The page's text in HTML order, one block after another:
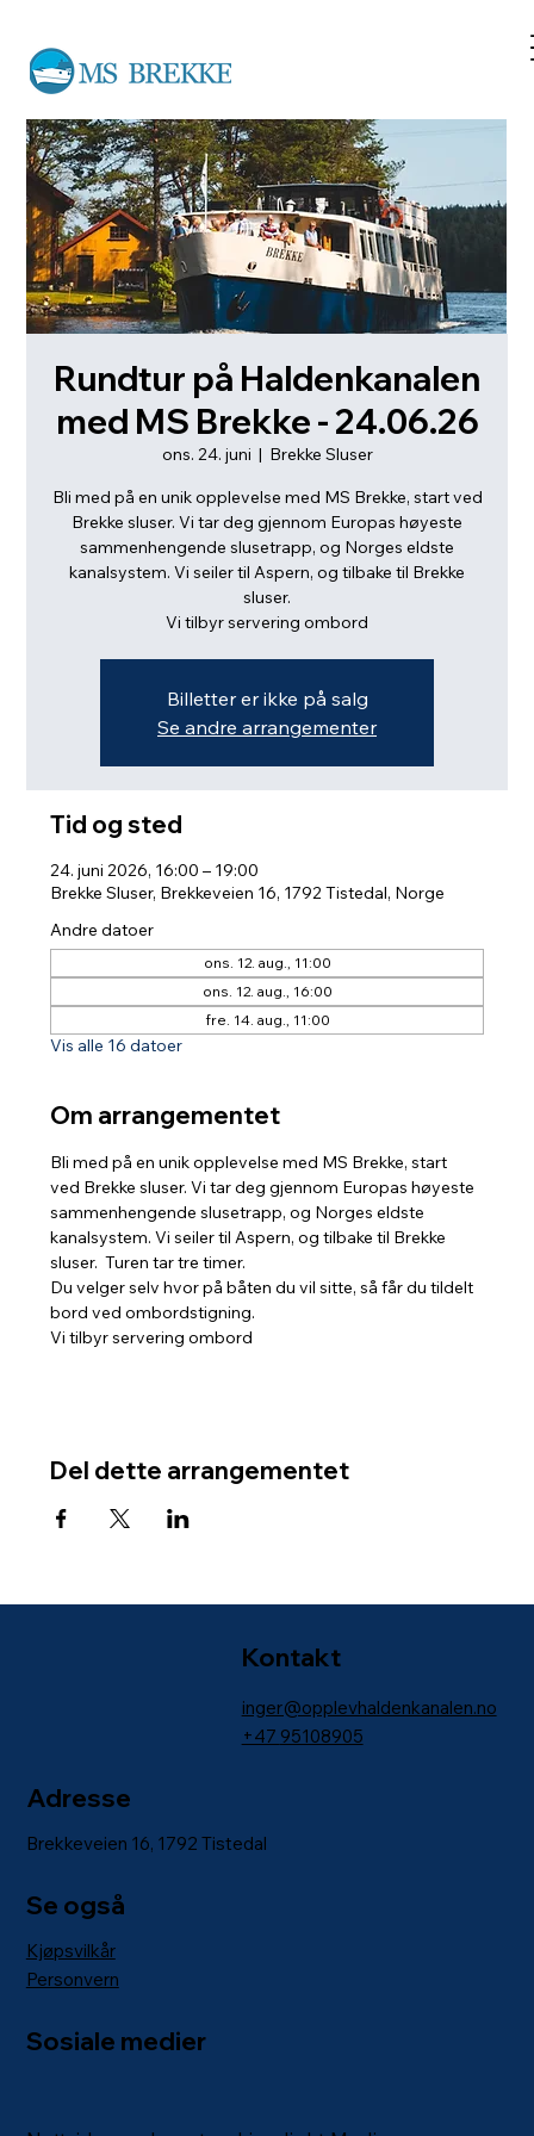
Rundtur på Haldenkanalen
med MS Brekke - 24.06.26
ons. 24. juni
  |
Brekke Sluser
Bli med på en unik opplevelse med MS Brekke, start ved
Brekke sluser. Vi tar deg gjennom Europas høyeste
sammenhengende slusetrapp, og Norges eldste
kanalsystem. Vi seiler til Aspern, og tilbake til Brekke
sluser.
Vi tilbyr servering ombord
Billetter er ikke på salg
Se andre arrangementer
Tid og sted
24. juni 2026, 16:00 – 19:00
Brekke Sluser, Brekkeveien 16, 1792 Tistedal, Norge
Andre datoer
ons. 12. aug., 11:00
ons. 12. aug., 16:00
fre. 14. aug., 11:00
Vis alle 16 datoer
Om arrangementet
Bli med på en unik opplevelse med MS Brekke, start
ved Brekke sluser. Vi tar deg gjennom Europas høyeste
sammenhengende slusetrapp, og Norges eldste
kanalsystem. Vi seiler til Aspern, og tilbake til Brekke
sluser.  Turen tar tre timer.
Du velger selv hvor på båten du vil sitte, så får du tildelt
bord ved ombordstigning.
Vi tilbyr servering ombord
Del dette arrangementet
Kontakt
inger@opplevhaldenkanalen.no
+47 95108905
Adresse
Brekkeveien 16, 1792 Tistedal
Sosiale medier
Se også
Kjøpsvilkår
Personvern